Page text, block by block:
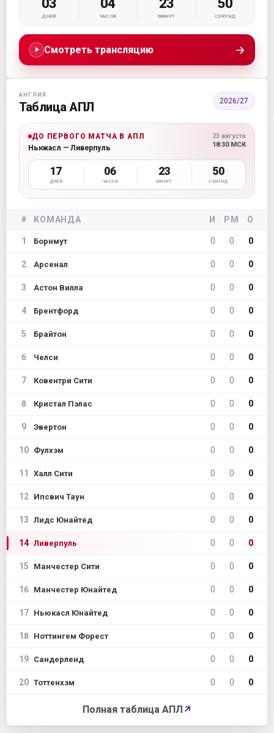
03
ДНЕЙ
04
ЧАСОВ
23
МИНУТ
49
СЕКУНД
Смотреть трансляцию →
АНГЛИЯ
Таблица АПЛ 2026/27
ДО ПЕРВОГО МАТЧА В АПЛ
Ньюкасл — Ливерпуль
23 августа
18:30 МСК
17
ДНЕЙ
06
ЧАСОВ
23
МИНУТ
49
СЕКУНД
# КОМАНДА И РМ О
1 Борнмут 0 0 0
2 Арсенал 0 0 0
3 Астон Вилла 0 0 0
4 Брентфорд 0 0 0
5 Брайтон 0 0 0
6 Челси 0 0 0
7 Ковентри Сити 0 0 0
8 Кристал Пэлас 0 0 0
9 Эвертон 0 0 0
10 Фулхэм 0 0 0
11 Халл Сити 0 0 0
12 Ипсвич Таун 0 0 0
13 Лидс Юнайтед 0 0 0
14 Ливерпуль 0 0 0
15 Манчестер Сити 0 0 0
16 Манчестер Юнайтед 0 0 0
17 Ньюкасл Юнайтед 0 0 0
18 Ноттингем Форест 0 0 0
19 Сандерленд 0 0 0
20 Тоттенхэм 0 0 0
Полная таблица АПЛ ↗